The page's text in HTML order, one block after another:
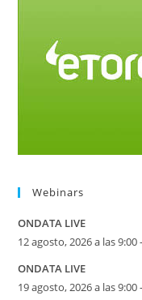
Webinars
ONDATA LIVE
12 agosto, 2026 a las 9:00
ONDATA LIVE
19 agosto, 2026 a las 9:00